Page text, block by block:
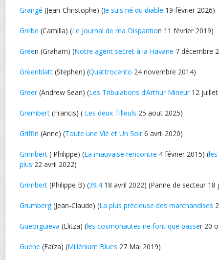
Grangé (Jean-Christophe) (Je suis né du diable 19 février 2026)
Grebe (Camilla) (Le Journal de ma Disparition 11 février 2019)
Green (Graham) (Notre agent secret à la Havane 7 décembre
Greenblatt (Stephen) (Quattrocento 24 novembre 2014)
Greer(Andrew Sean) (Les Tribulations d’Arthur Mineur12 juillet
Grembert (Francis) ( Les deux Tilleuls 25 aout 2025)
Griffin (Anne) (Toute une Vie et Un Soir6 avril 2020)
Grimbert ( Philippe) (La mauvaise rencontre 4 février 2015) (
plus 22 avril 2022)
Grimbert (Philippe B) (39.4 18 avril 2022) (Panne de secteur 18
Grumberg(Jean-Claude) (La plus précieuse des marchandises
Gueorguieva (Elitza) (les cosmonautes ne font que passer 20
Guene (Faïza) (Millénium Blues 27 Mai 2019)